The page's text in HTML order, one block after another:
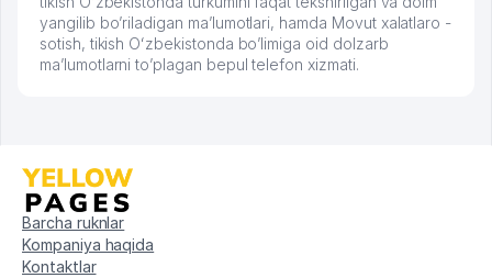
yangilib bo’riladigan ma’lumotlari, hamda Movut xalatlaro -
sotish, tikish Oʻzbekistonda bo’limiga oid dolzarb
ma’lumotlarni to’plagan bepul telefon xizmati.
Barcha ruknlar
Kompaniya haqida
Kontaktlar